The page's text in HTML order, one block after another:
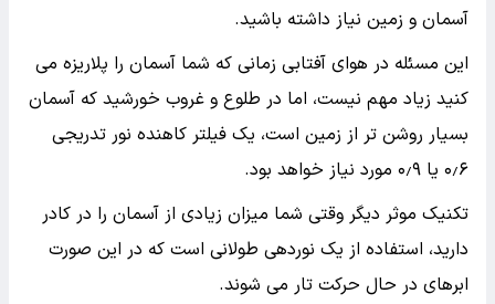
آسمان و زمین نیاز داشته باشید.
این مسئله در هوای آفتابی زمانی که شما آسمان را پلاریزه می
کنید زیاد مهم نیست، اما در طلوع و غروب خورشید که آسمان
بسیار روشن تر از زمین است، یک فیلتر کاهنده نور تدریجی
۰٫۶ یا ۰٫۹ مورد نیاز خواهد بود.
تکنیک موثر دیگر وقتی شما میزان زیادی از آسمان را در کادر
دارید، استفاده از یک نوردهی طولانی است که در این صورت
ابرهای در حال حرکت تار می شوند.